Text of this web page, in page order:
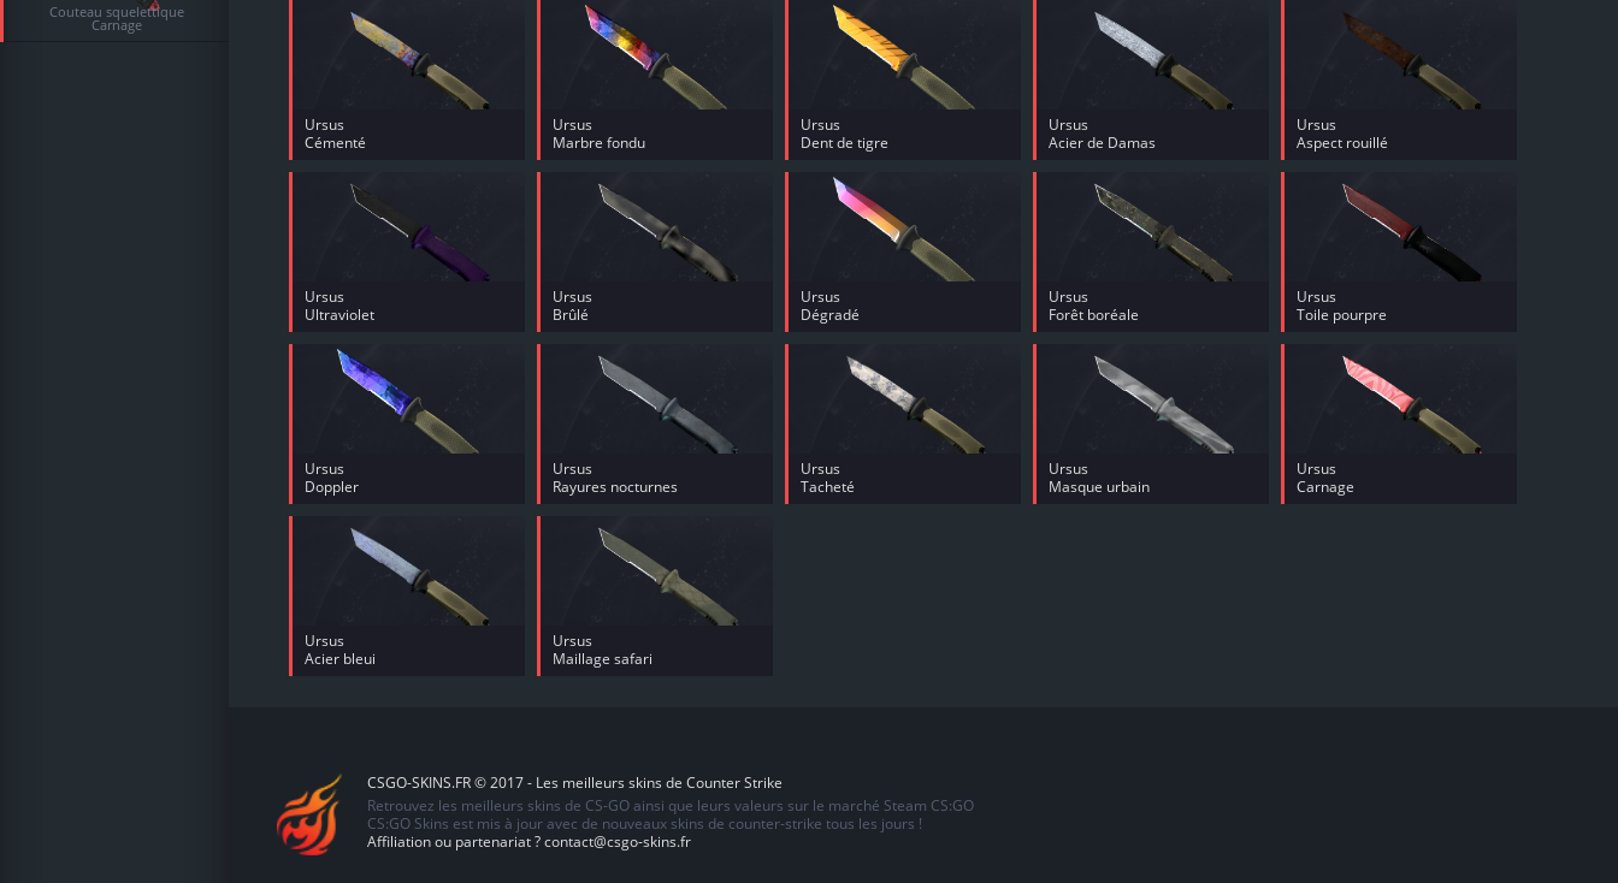
Couteau squelettique
Carnage
Ursus
Cémenté
Ursus
Marbre fondu
Ursus
Dent de tigre
Ursus
Acier de Damas
Ursus
Aspect rouillé
Ursus
Ultraviolet
Ursus
Brûlé
Ursus
Dégradé
Ursus
Forêt boréale
Ursus
Toile pourpre
Ursus
Doppler
Ursus
Rayures nocturnes
Ursus
Tacheté
Ursus
Masque urbain
Ursus
Carnage
Ursus
Acier bleui
Ursus
Maillage safari
CSGO-SKINS.FR © 2017 - Les meilleurs skins de Counter Strike
Retrouvez les meilleurs skins de CS-GO ainsi que leurs valeurs sur le marché Steam CS:GO
CS:GO Skins est mis à jour avec de nouveaux skins de counter-strike tous les jours !
Affiliation ou partenariat ?contact@csgo-skins.fr